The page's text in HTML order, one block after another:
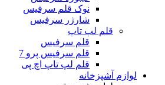
نوک قلم سرفیس
شارژر سرفیس
قلم لپ تاپ
قلم سرفیس
قلم سرفیس پرو 7
قلم لپ تاپ اچ پی
لوازم آشپزخانه